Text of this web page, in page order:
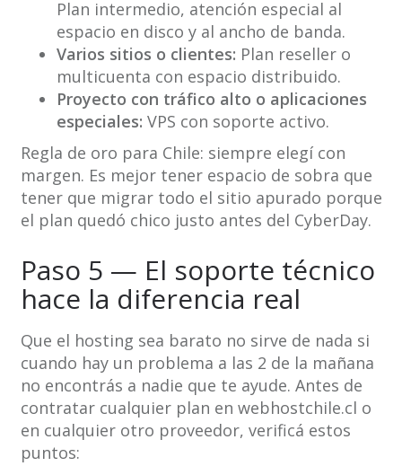
Plan intermedio, atención especial al
espacio en disco y al ancho de banda.
Varios sitios o clientes: Plan reseller o
multicuenta con espacio distribuido.
Proyecto con tráfico alto o aplicaciones
especiales: VPS con soporte activo.
Regla de oro para Chile: siempre elegí con
margen. Es mejor tener espacio de sobra que
tener que migrar todo el sitio apurado porque
el plan quedó chico justo antes del CyberDay.
Paso 5 — El soporte técnico
hace la diferencia real
Que el hosting sea barato no sirve de nada si
cuando hay un problema a las 2 de la mañana
no encontrás a nadie que te ayude. Antes de
contratar cualquier plan en webhostchile.cl o
en cualquier otro proveedor, verificá estos
puntos: